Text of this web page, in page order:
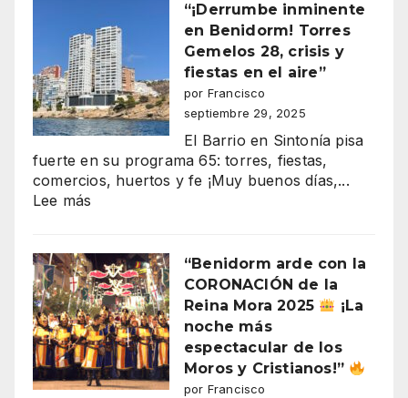
Cristianos
2025
entrada
cristiana
(recuperación
de
plaza)
“¡Derrumbe inminente
en Benidorm! Torres
Gemelos 28, crisis y
fiestas en el aire”
por Francisco
septiembre 29, 2025
El Barrio en Sintonía pisa
fuerte en su programa 65: torres, fiestas,
comercios, huertos y fe ¡Muy buenos días,...
Lee más
en
Benidorm!
Torres
Gemelos
28,
crisis
y
“Benidorm arde con la
CORONACIÓN de la
Reina Mora 2025
¡La
noche más
espectacular de los
Moros y Cristianos!”
por Francisco